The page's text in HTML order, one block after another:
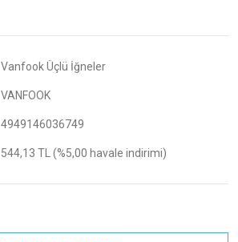
Vanfook Üçlü İğneler
VANFOOK
4949146036749
544,13 TL (%5,00 havale indirimi)